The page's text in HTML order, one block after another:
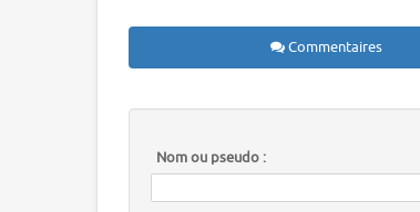
Commentaires
Nom ou pseudo :